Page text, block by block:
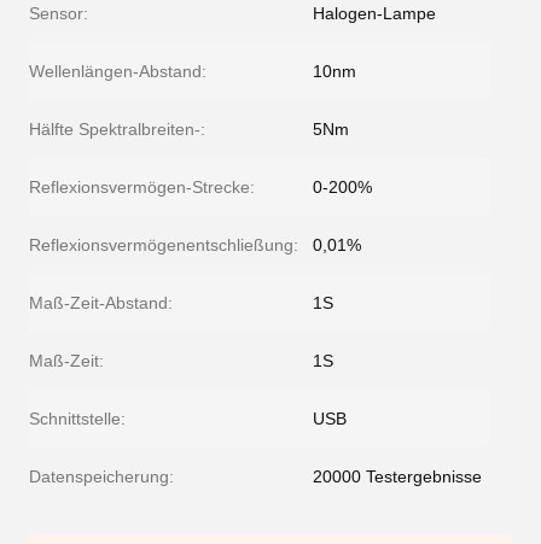
Sensor: Halogen-Lampe
Wellenlängen-Abstand: 10nm
Hälfte Spektralbreiten-: 5Nm
Reflexionsvermögen-Strecke: 0-200%
Reflexionsvermögenentschließung: 0,01%
Maß-Zeit-Abstand: 1S
Maß-Zeit: 1S
Schnittstelle: USB
Datenspeicherung: 20000 Testergebnisse